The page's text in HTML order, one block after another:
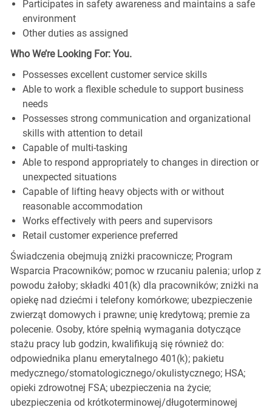
Participates in safety awareness and maintains a safe
environment
Other duties as assigned
Who We’re Looking For: You.
Possesses excellent customer service skills
Able to work a flexible schedule to support business
needs
Possesses strong communication and organizational
skills with attention to detail
Capable of multi-tasking
Able to respond appropriately to changes in direction or
unexpected situations
Capable of lifting heavy objects with or without
reasonable accommodation
Works effectively with peers and supervisors
Retail customer experience preferred
Świadczenia obejmują zniżki pracownicze; Program
Wsparcia Pracowników; pomoc w rzucaniu palenia; urlop z
powodu żałoby; składki 401(k) dla pracowników; zniżki na
opiekę nad dziećmi i telefony komórkowe; ubezpieczenie
zwierząt domowych i prawne; unię kredytową; premie za
polecenie. Osoby, które spełnią wymagania dotyczące
stażu pracy lub godzin, kwalifikują się również do:
odpowiednika planu emerytalnego 401(k); pakietu
medycznego/stomatologicznego/okulistycznego; HSA;
opieki zdrowotnej FSA; ubezpieczenia na życie;
ubezpieczenia od krótkoterminowej/długoterminowej